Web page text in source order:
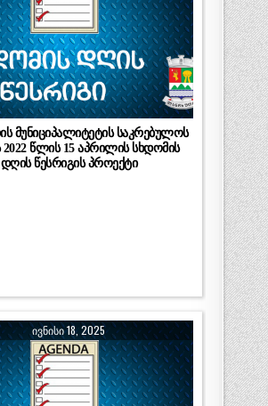
მუნიციპალიტეტის საკრებულოს
წლის 15 აპრილის სხდომის
დღის წესრიგის პროექტი
ᲘᲕᲜᲘᲡᲘ 18, 2025